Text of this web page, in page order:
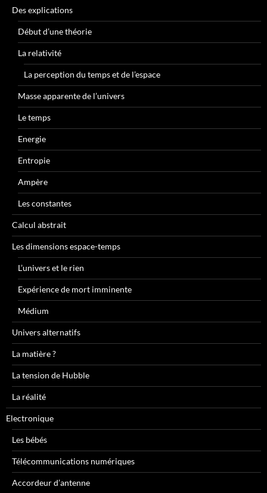
Des explications
Début d’une théorie
La relativité
La perception du temps et de l’espace
Masse apparente de l’univers
Le temps
Energie
Entropie
Ampère
Les constantes
Calcul abstrait
Les dimensions espace-temps
L’univers et le rien
Expérience de mort imminente
Médium
Univers alternatifs
La matière ?
La tension de Hubble
La réalité
Electronique
Les bébés
Télécommunications numériques
Accordeur d’antenne